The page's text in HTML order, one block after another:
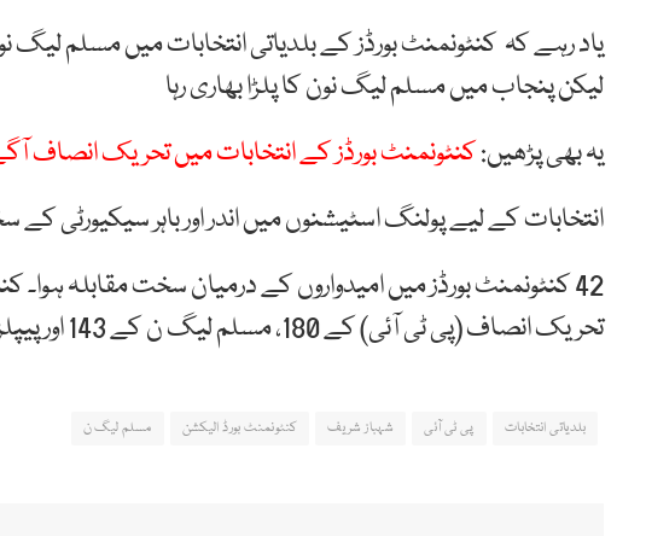
یاد رہے کہ کنٹونمنٹ بورڈز کے بلدیاتی انتخابات میںمسلملیگ
لیکنپنجاب میں مسلم لیگ نون کا پلڑا بھاری رہا
یہ بھی پڑھیں:کنٹونمنٹ بورڈز کے انتخابات میں تحریک انصاف
انتخابات کے لیے پولنگ اسٹیشنوں میں اندر اور باہر سیکیورٹی
42 کنٹونمنٹ بورڈز میں امیدواروں کے درمیان سخت مقابلہ ہوا۔
تحریک انصاف (پی ٹی آئی) کے 180، مسلم لیگ ن کے 143 اور پیپلز پارٹی کے 112 امیدواروں نے حصہ لیا۔
بلدیاتی انتخابات پی ٹی آئی شہباز شریف کنٹونمنٹ بورڈ الیکشن مسلم لیگ ن